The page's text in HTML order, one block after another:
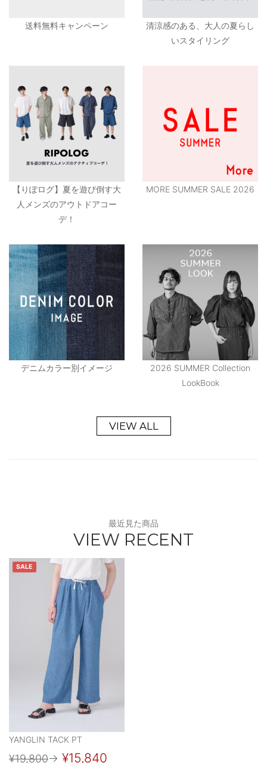
送料無料キャンペーン
清涼感のある、大人の夏らし
いスタイリング
【りぽログ】夏を遊び倒す大
人メンズのアウトドアコー
デ！
MORE SUMMER SALE 2026
デニムカラー別イメージ
2026 SUMMER Collection
LookBook
VIEW ALL
最近見た商品
VIEW RECENT
SALE
YANGLIN TACK PT
¥19,800→ ¥15,840